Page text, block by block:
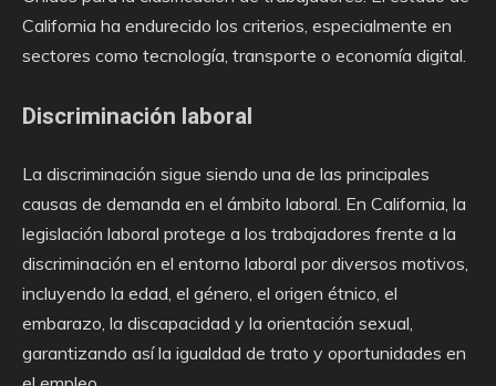
California ha endurecido los criterios, especialmente en
sectores como tecnología, transporte o economía digital.
Discriminación laboral
La discriminación sigue siendo una de las principales
causas de demanda en el ámbito laboral. En California, la
legislación laboral protege a los trabajadores frente a la
discriminación en el entorno laboral por diversos motivos,
incluyendo la edad, el género, el origen étnico, el
embarazo, la discapacidad y la orientación sexual,
garantizando así la igualdad de trato y oportunidades en